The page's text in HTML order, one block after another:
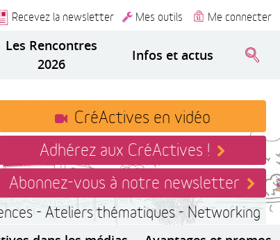
Recevez la newsletter Mes outils Me connecter
Les Rencontres
2026
Infos et actus
CréActives en vidéo
Adhérez aux CréActives !
Abonnez-vous à notre newsletter
- Ateliers thématiques - Networking